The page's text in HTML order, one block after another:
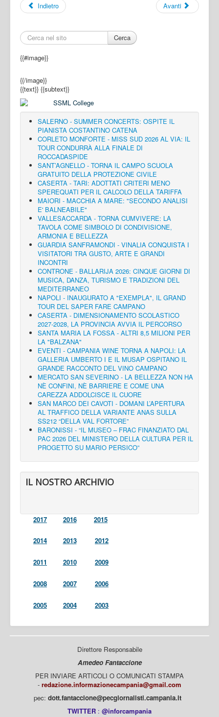
Indietro Avanti
Cerca
{{#image}}
{{/image}}
{{text}} {{subtext}}
SALERNO - SUMMER CONCERTS: OSPITE IL
PIANISTA COSTANTINO CATENA
CORLETO MONFORTE - MISS SUD 2026 AL VIA: IL
TOUR CONDURRÀ ALLA FINALE DI
ROCCADASPIDE
SANT’AGNELLO - TORNA IL CAMPO SCUOLA
GRATUITO DELLA PROTEZIONE CIVILE
CASERTA - TARI: ADOTTATI CRITERI MENO
SPEREQUATI PER IL CALCOLO DELLA TARIFFA
MAIORI - MACCHIA A MARE: "SECONDO ANALISI
E' BALNEABILE"
VALLESACCARDA - TORNA CUMVIVERE: LA
TAVOLA COME SIMBOLO DI CONDIVISIONE,
ARMONIA E BELLEZZA
GUARDIA SANFRAMONDI - VINALIA CONQUISTA I
VISITATORI TRA GUSTO, ARTE E GRANDI
INCONTRI
CONTRONE - BALLARIJA 2026: CINQUE GIORNI DI
MUSICA, DANZA, TURISMO E TRADIZIONI DEL
MEDITERRANEO
NAPOLI - INAUGURATO A "EXEMPLA", IL GRAND
TOUR DEL SAPER FARE CAMPANO
CASERTA - DIMENSIONAMENTO SCOLASTICO
2027-2028, LA PROVINCIA AVVIA IL PERCORSO
SANTA MARIA LA FOSSA - ALTRI 8,5 MILIONI PER
LA "BALZANA"
EVENTI - CAMPANIA WINE TORNA A NAPOLI: LA
GALLERIA UMBERTO I E IL MUSAP OSPITANO IL
GRANDE RACCONTO DEL VINO CAMPANO
MERCATO SAN SEVERINO - LA BELLEZZA NON HA
NÈ CONFINI, NÈ BARRIERE E COME UNA
CAREZZA ADDOLCISCE IL CUORE
SAN MARCO DEI CAVOTI - DOMANI L’APERTURA
AL TRAFFICO DELLA VARIANTE ANAS SULLA
SS212 “DELLA VAL FORTORE”
BARONISSI - “IL MUSEO – FRAC FINANZIATO DAL
PAC 2026 DEL MINISTERO DELLA CULTURA PER IL
PROGETTO SU MARIO PERSICO”
IL NOSTRO ARCHIVIO
2017 2016 2015
2014 2013 2012
2011 2010 2009
2008 2007 2006
2005 2004 2003
Direttore Responsabile
Amedeo Fantaccione
PER INVIARE ARTICOLI O COMUNICATI STAMPA
- redazione.informazionecampania@gmail.com
pec: dott.fantaccione@pecgiornalisti.campania.it
TWITTER : @inforcampania